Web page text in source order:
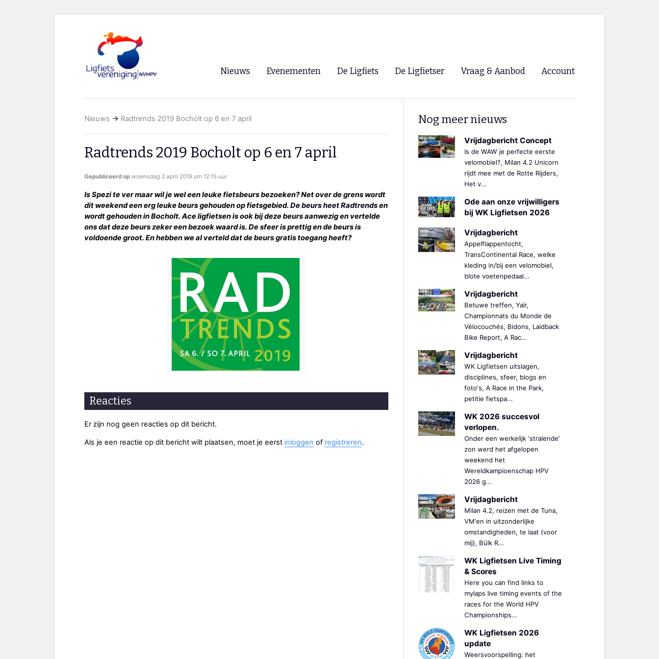
Nieuws
RSS
Evenementen
WK Ligfietsen 2026
Oliebollentocht
De Ligfiets De Ligfietser
Ligfietsvereninging NVHPV
Lokale Fietsverenigingen
Forum ligfietsers.nl 🡺
Vraag & Aanbod Account
Nieuws → Radtrends 2019 Bocholt op 6 en 7 april
Radtrends 2019 Bocholt op 6 en 7 april
Gepubliceerd op woensdag 3 april 2019 om 12:15 uur
Is Spezi te ver maar wil je wel een leuke fietsbeurs bezoeken? Net over de grens wordt
dit weekend een erg leuke beurs gehouden op fietsgebied. De beurs heet Radtrendsen
wordt gehouden in Bocholt. Ace ligfietsen is ook bij deze beurs aanwezig en vertelde
ons dat deze beurs zeker een bezoek waard is. De sfeer is prettig en de beurs is
voldoende groot. En hebben we al verteld dat de beurs gratis toegang heeft?
Reacties
Er zijn nog geen reacties op dit bericht.
Als je een reactie op dit bericht wilt plaatsen, moet je eerst inloggen of registreren.
Nog meer nieuws
Vrijdagbericht Concept
Is de WAW je perfecte eerste
velomobiel?, Milan 4.2 Unicorn
rijdt mee met de Rotte Rijders,
Het v...
Ode aan onze vrijwilligers
bij WK Ligfietsen 2026
Vrijdagbericht
Appelflappentocht,
TransContinental Race, welke
kleding in/bij een velomobiel,
blote voetenpedaal...
Vrijdagbericht
Betuwe treffen, Yaïr,
Championnats du Monde de
Vélocouchés, Bidons, Laidback
Bike Report, A Rac...
Vrijdagbericht
WK Ligfietsen uitslagen,
disciplines, sfeer, blogs en
foto's, A Race in the Park,
petitie fietspa...
WK 2026 succesvol
verlopen.
Onder een werkelijk ‘stralende’
zon werd het afgelopen
weekend het
Wereldkampioenschap HPV
2026 g...
Vrijdagbericht
Milan 4.2, reizen met de Tuna,
VM'en in uitzonderlijke
omstandigheden, te laat (voor
mij), Bülk R...
WK Ligfietsen Live Timing
& Scores
Here you can find links to
mylaps live timing events of the
races for the World HPV
Championships...
WK Ligfietsen 2026
update
Weersvoorspelling: het